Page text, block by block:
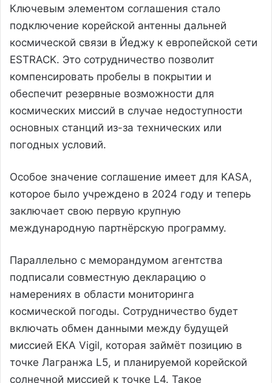
Ключевым элементом соглашения стало
подключение корейской антенны дальней
космической связи в Йеджу к европейской сети
ESTRACK. Это сотрудничество позволит
компенсировать пробелы в покрытии и
обеспечит резервные возможности для
космических миссий в случае недоступности
основных станций из-за технических или
погодных условий.
Особое значение соглашение имеет для KASA,
которое было учреждено в 2024 году и теперь
заключает свою первую крупную
международную партнёрскую программу.
Параллельно с меморандумом агентства
подписали совместную декларацию о
намерениях в области мониторинга
космической погоды. Сотрудничество будет
включать обмен данными между будущей
миссией ЕКА Vigil, которая займёт позицию в
точке Лагранжа L5, и планируемой корейской
солнечной миссией к точке L4. Такое